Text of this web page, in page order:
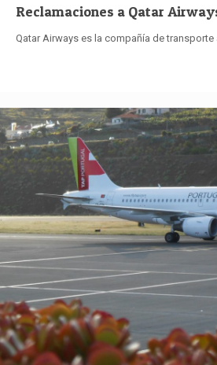
Reclamaciones a Qatar
Qatar Airways es la compañía de